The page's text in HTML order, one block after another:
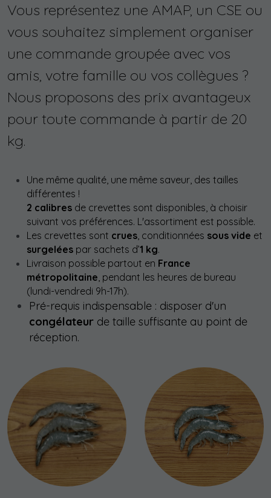
Vous représentez une AMAP, un CSE ou
vous souhaitez simplement organiser
une commande groupée avec vos
amis, votre famille ou vos collègues ?
Nous proposons des prix avantageux
pour toute commande à partir de 20
kg.
Une même qualité, une même saveur, des tailles
différentes !
2 calibres de crevettes sont disponibles, à choisir
suivant vos préférences. L'assortiment est possible.
Les crevettes sont crues, conditionnées sous vide
surgelées par sachets d’1 kg.
Livraison possible partout en France
métropolitaine, pendant les heures de bureau
(lundi-vendredi 9h-17h).
congélateur de taille suffisante au point de
réception.